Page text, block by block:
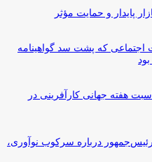
پایدار و حمایت مؤثر
که پشت سد گواهینامه
هفته جهانی کارآفرینی در
رئیس‌جمهور درباره سرکوب نوآوری،